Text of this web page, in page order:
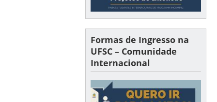
Formas de Ingresso na
UFSC – Comunidade
Internacional